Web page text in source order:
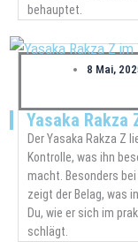
behauptet.
8 Mai,
Yasaka Rakza
Der Yasaka Rakza Z
Kontrolle, was ihn
macht. Besonders
zeigt der Belag, was
Du, wie er sich im
schlägt.